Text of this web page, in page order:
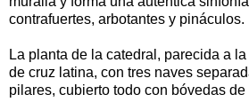
contrafuertes, arbotantes y pináculos.
La planta de la catedral, parecida a
de cruz latina, con tres naves
pilares, cubierto todo con bóvedas de